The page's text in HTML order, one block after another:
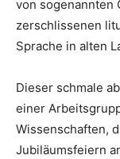
von sogenannten
zerschlissenen
Sprache in alten
Dieser schmale
einer
Wissenschaften,
Jubiläumsfeiern